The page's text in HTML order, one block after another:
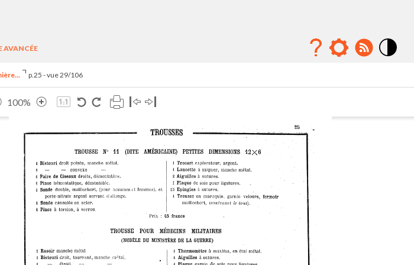
AVANCÉE
p.25 - vue 29/106
100%